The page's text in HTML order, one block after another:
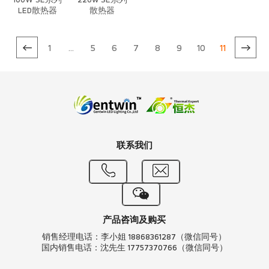
LED散热器
散热器
1 ... 5 6 7 8 9 10 11
联系我们
产品咨询及购买
销售经理电话：李小姐 18868361287（微信同号）
国内销售电话：沈先生 17757370766（微信同号）